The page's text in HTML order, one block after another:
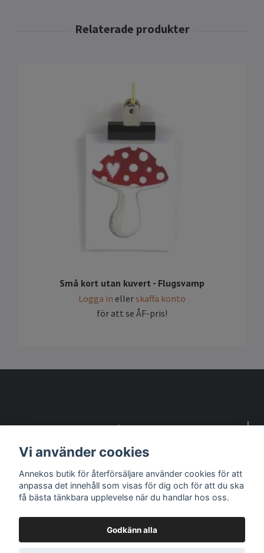
Små kort utan kuvert - Flugsvamp
Logga in ellerskaffa konto
för att se ÅF-pris!
Detta är en webbsida för återförsäljare
Sociala medier
Vi använder cookies
Annekos butik för återförsäljare använder cookies för att
anpassa det innehåll som visas för dig och för att du ska
få bästa tänkbara upplevelse när du handlar hos oss.
Godkänn alla